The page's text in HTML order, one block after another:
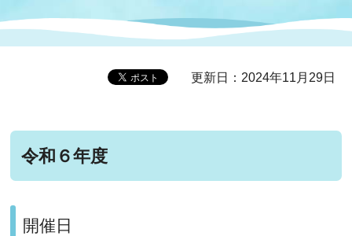
更新日：2024年11月29日
令和６年度
開催日